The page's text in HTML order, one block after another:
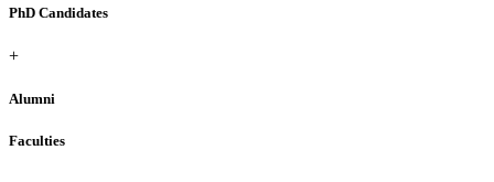
PhD Candidates
+
Alumni
Faculties